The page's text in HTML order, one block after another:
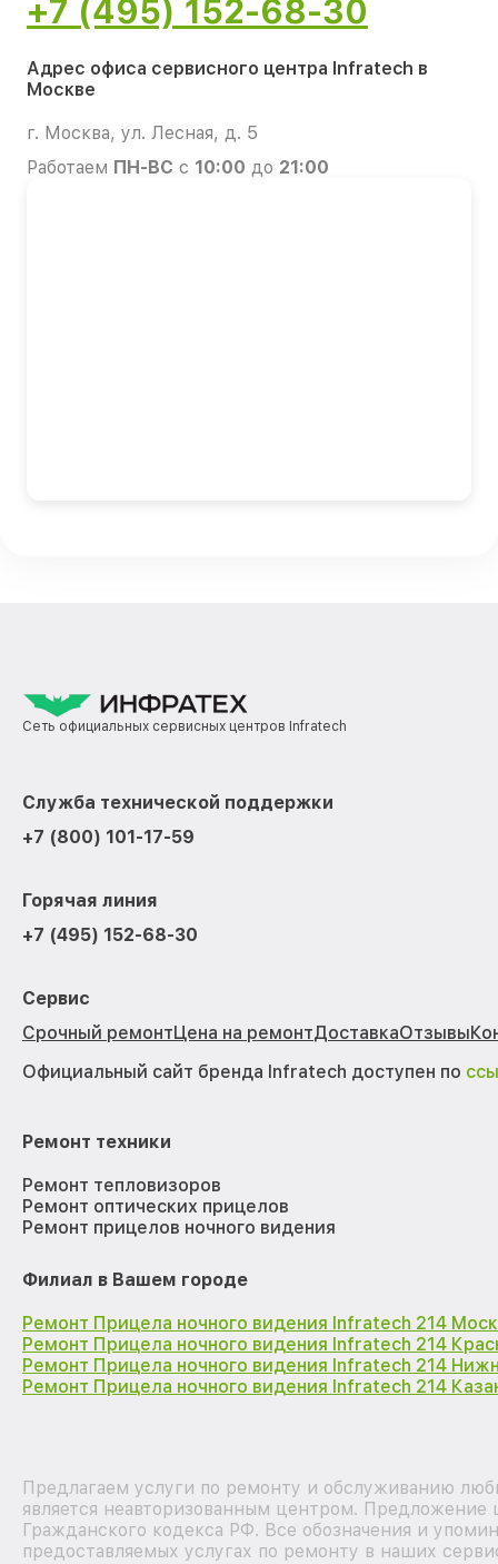
+7 (495) 152-68-30
Адрес офиса сервисного центра Infratech в
Москве
г. Москва, ул. Лесная, д. 5
Работаем ПН-ВС с 10:00 до 21:00
Сеть официальных сервисных центров Infratech
Служба технической поддержки
+7 (800) 101-17-59
Горячая линия
+7 (495) 152-68-30
Сервис
Срочный ремонтЦена на ремонтДоставкаОтзывы
Официальный сайт бренда Infratech доступен по
Ремонт техники
Ремонт тепловизоров
Ремонт оптических прицелов
Ремонт прицелов ночного видения
Филиал в Вашем городе
Ремонт Прицела ночного видения Infratech 214
Ремонт Прицела ночного видения Infratech 214
Ремонт Прицела ночного видения Infratech 214
Ремонт Прицела ночного видения Infratech 214
Предлагаем услуги по ремонту и обслуживанию
является неавторизованным центром.
Гражданского кодекса РФ. Все обозначения и
предоставляемых услугах по ремонту в наших